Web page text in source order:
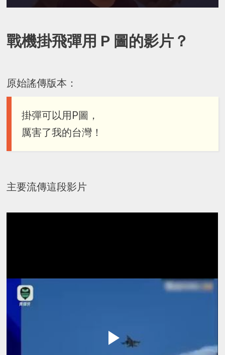
戰機掛飛彈用 P 圖的影片？
原始謠傳版本：
掛彈可以用P圖，
厲害了我的台灣！
主要流傳這段影片